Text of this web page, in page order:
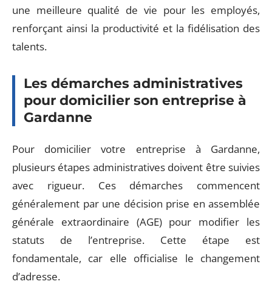
une meilleure qualité de vie pour les employés,
renforçant ainsi la productivité et la fidélisation des
talents.
Les démarches administratives
pour domicilier son entreprise à
Gardanne
Pour domicilier votre entreprise à Gardanne,
plusieurs étapes administratives doivent être suivies
avec rigueur. Ces démarches commencent
généralement par une décision prise en assemblée
générale extraordinaire (AGE) pour modifier les
statuts de l’entreprise. Cette étape est
fondamentale, car elle officialise le changement
d’adresse.